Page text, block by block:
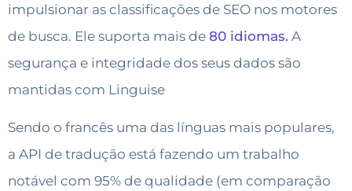
impulsionar as classificações de SEO nos motores
de busca. Ele suporta mais de 80 idiomas. A
segurança e integridade dos seus dados são
mantidas com Linguise
Sendo o francês uma das línguas mais populares,
a API de tradução está fazendo um trabalho
notável com 95% de qualidade (em comparação